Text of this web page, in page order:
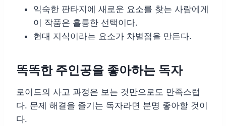
익숙한 판타지에 새로운 요소를 찾는 사람에게
이 작품은 훌륭한 선택이다.
현대 지식이라는 요소가 차별점을 만든다.
똑똑한 주인공을 좋아하는 독자
로이드의 사고 과정은 보는 것만으로도 만족스럽
다. 문제 해결을 즐기는 독자라면 분명 좋아할 것이
다.